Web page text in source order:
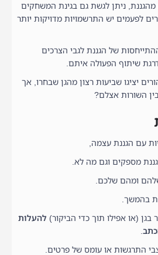
ניתן לגשת גם בגינת המשחקים
לפעמים יש התרשמויות מדויקות יותר
של הגננת לגבי הצרכים
שיתוף הפעולה איתם.
יציגו שביעות רצון מהגן שבחרו, אך
השורות אצלם?
עם הגננת עצמה,
מספקים וגם מה לא.
ומהם שלכם.
בהמשך.
(או אפילו תוך כדי הביקור) להעלות
.
התרגשות או עומס של פרטים.